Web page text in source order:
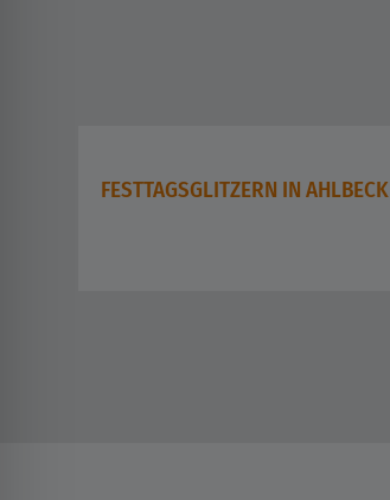
FESTTAGSGLITZERN IN AHLBECK